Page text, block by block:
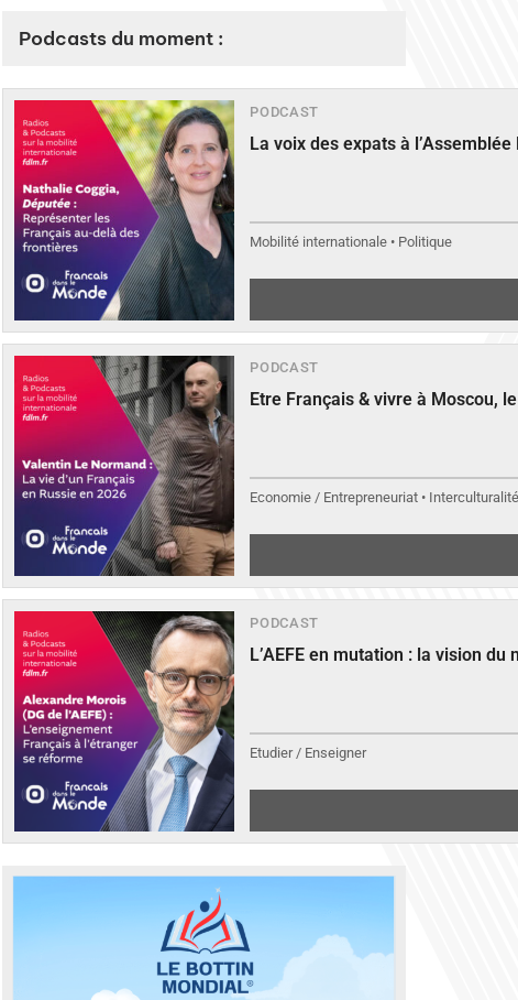
Podcasts du moment :
PODCAST
La voix des expats à
Mobilité internationale • Politique
PODCAST
Etre Français & vivre à Moscou,
Economie / Entrepreneuriat •
PODCAST
L’AEFE en mutation : la vision
Etudier / Enseigner